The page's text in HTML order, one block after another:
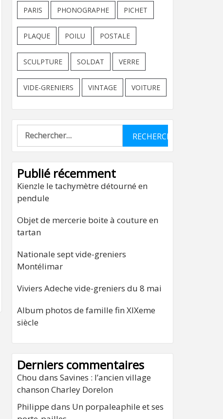
PARIS PHONOGRAPHE PICHET
PLAQUE POILU POSTALE
SCULPTURE SOLDAT VERRE
VIDE-GRENIERS VINTAGE VOITURE
Rechercher :
Publié récemment
Kienzle le tachymètre détourné en
pendule
Objet de mercerie boite à couture en
tartan
Nationale sept vide-greniers
Montélimar
Viviers Adeche vide-greniers du 8 mai
Album photos de famille fin XIXeme
siècle
Derniers commentaires
Chou dans Savines : l’ancien village
chanson Charley Dorelon
Philippe dans Un porpaleaphile et ses